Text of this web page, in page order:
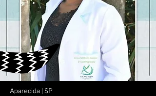
Aparecida | SP